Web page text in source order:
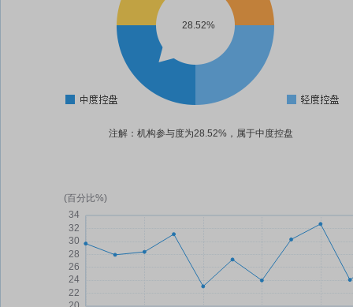
28.52%
注解：机构参与度为28.52%，属于中度控盘